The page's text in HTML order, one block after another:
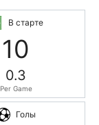
В старте
10
0.3
Per Game
Голы